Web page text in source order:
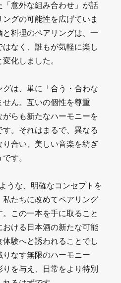
意外な組み合わせ」が話
グの可能性を広げていま
料理のペアリングは、一
なく、誰もが気軽に楽し
化しました。
は、単に「合う・合わな
ん。互いの個性を尊重
らも新たなハーモニーを
。それはまるで、異なる
合い、美しい音楽を紡ぎ
す。
うな、明確なコンセプトを
たちに改めてペアリング
この一本を手に取ること
ける日本酒の新たな可能
験へと誘われることでし
なす無限のハーモニー
を与え、日常をより特別